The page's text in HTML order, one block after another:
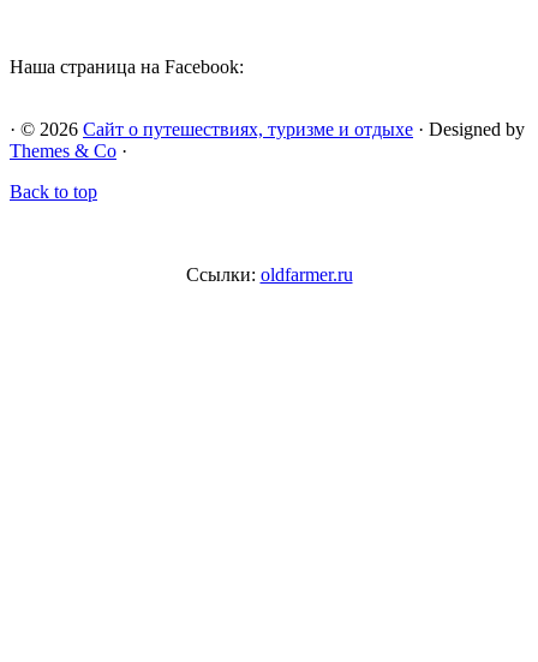
Наша страница на Facebook:
· © 2026 Сайт о путешествиях, туризме и отдыхе · Designed by
Themes & Co ·
Back to top
Ссылки: oldfarmer.ru